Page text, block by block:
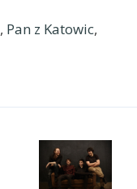
, Pan z Katowic,